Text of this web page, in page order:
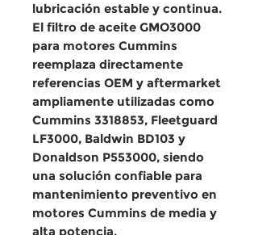
lubricación estable y continua.
El filtro de aceite GMO3000
para motores Cummins
reemplaza directamente
referencias OEM y aftermarket
ampliamente utilizadas como
Cummins 3318853, Fleetguard
LF3000, Baldwin BD103 y
Donaldson P553000, siendo
una solución confiable para
mantenimiento preventivo en
motores Cummins de media y
alta potencia.